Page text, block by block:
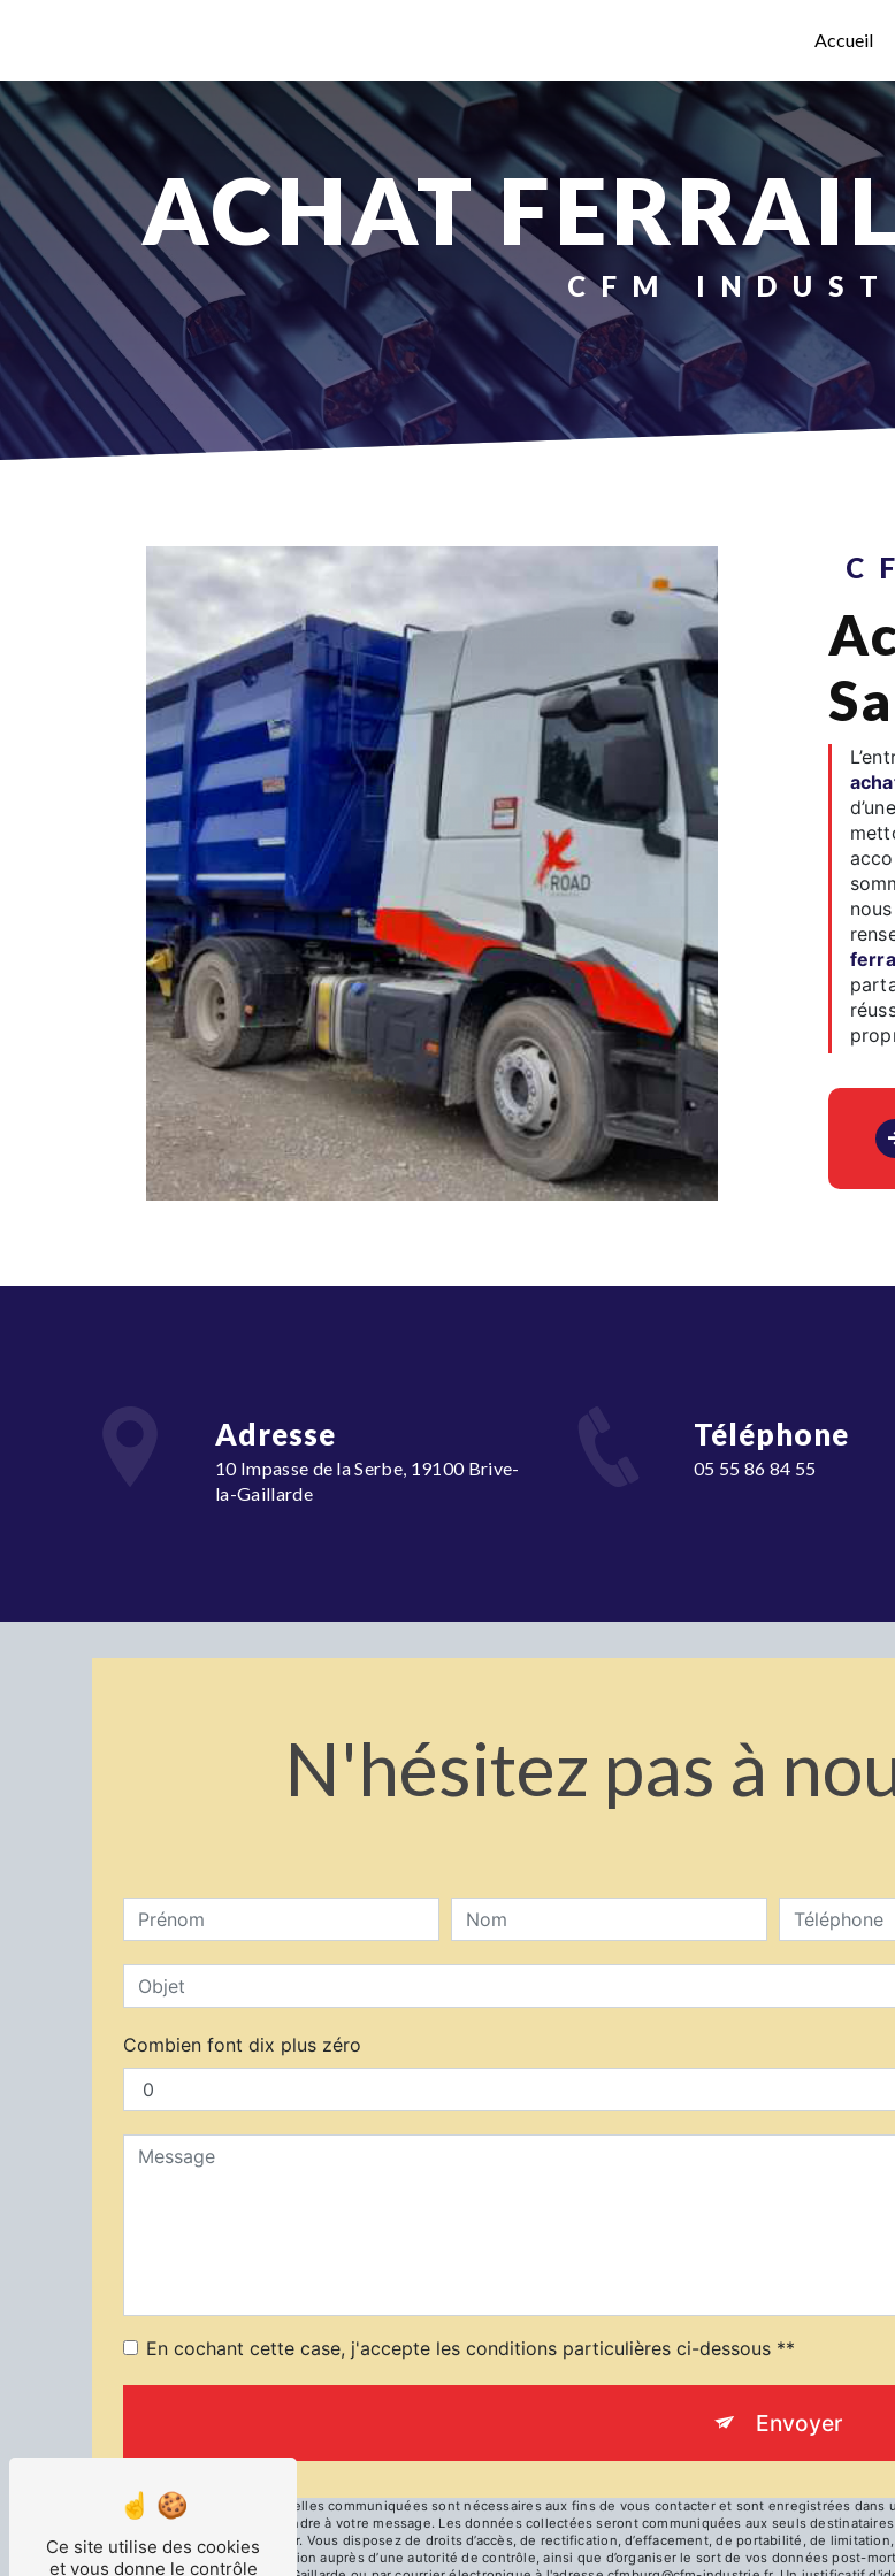
Accueil
ACHAT
CFM
achat ferraille à
Adresse
10 Impasse de la Serbe, 19100 Brive-
la-Gaillarde
Téléphone
05 55 86 84 55
N'hésitez pas à
Combien font dix plus zéro
En cochant cette case, j'accepte les conditions particulières ci-dessous **
Envoyer
** Les données personnelles communiquées sont nécessaires aux fins de vous contacter et sont enregistrées
dans le seul but de répondre à votre message. Les données collectées seront communiquées aux seuls
cfmburg@cfm-industrie.fr. Vous disposez de droits d’accès, de rectification, d’effacement, de portabilité, de
d’introduire une réclamation auprès d’une autorité de contrôle, ainsi que d’organiser le sort de vos données post-
Ce site utilise des cookies
et vous donne le contrôle